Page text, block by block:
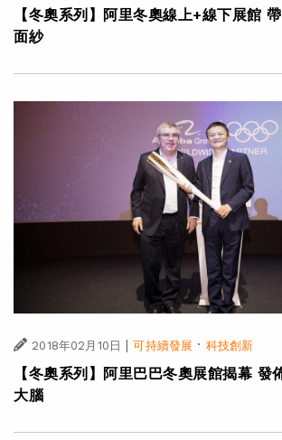
【冬奧系列】阿里冬奧線上+線下展館
面紗
2018年02月10日 | 可持續發展 · 科技創新
【冬奧系列】阿里巴巴冬奧展館揭幕 發
大腦